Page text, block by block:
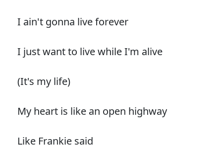
I ain't gonna live forever
I just want to live while I'm alive
(It's my life)
My heart is like an open highway
Like Frankie said